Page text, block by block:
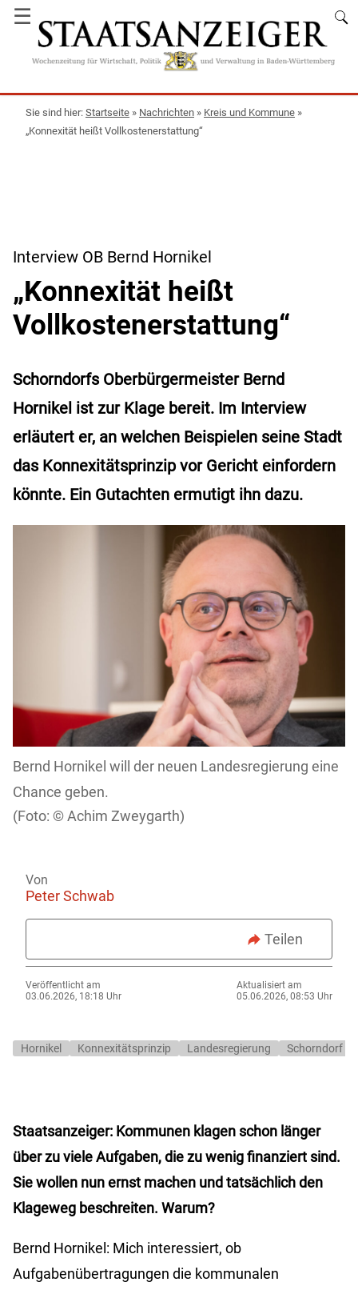
☰
Startseite » Nachrichten » Kreis und Kommune »
„Konnexität heißt Vollkostenerstattung“
Interview OB Bernd Hornikel
„Konnexität heißt
Vollkostenerstattung“
Schorndorfs Oberbürgermeister Bernd
Hornikel ist zur Klage bereit. Im Interview
erläutert er, an welchen Beispielen seine Stadt
das Konnexitätsprinzip vor Gericht einfordern
könnte. Ein Gutachten ermutigt ihn dazu.
Bernd Hornikel will der neuen Landesregierung eine
Chance geben.
Achim Zweygarth)
Von
Peter Schwab
Teilen
Veröffentlicht am
03.06.2026, 18:18 Uhr
Aktualisiert am
05.06.2026, 08:53 Uhr
Hornikel Konnexitätsprinzip Landesregierung Schorndorf
Staatsanzeiger: Kommunen klagen schon länger
über zu viele Aufgaben, die zu wenig finanziert sind.
Sie wollen nun ernst machen und tatsächlich den
Klageweg beschreiten. Warum?
Bernd Hornikel: Mich interessiert, ob
Aufgabenübertragungen die kommunalen